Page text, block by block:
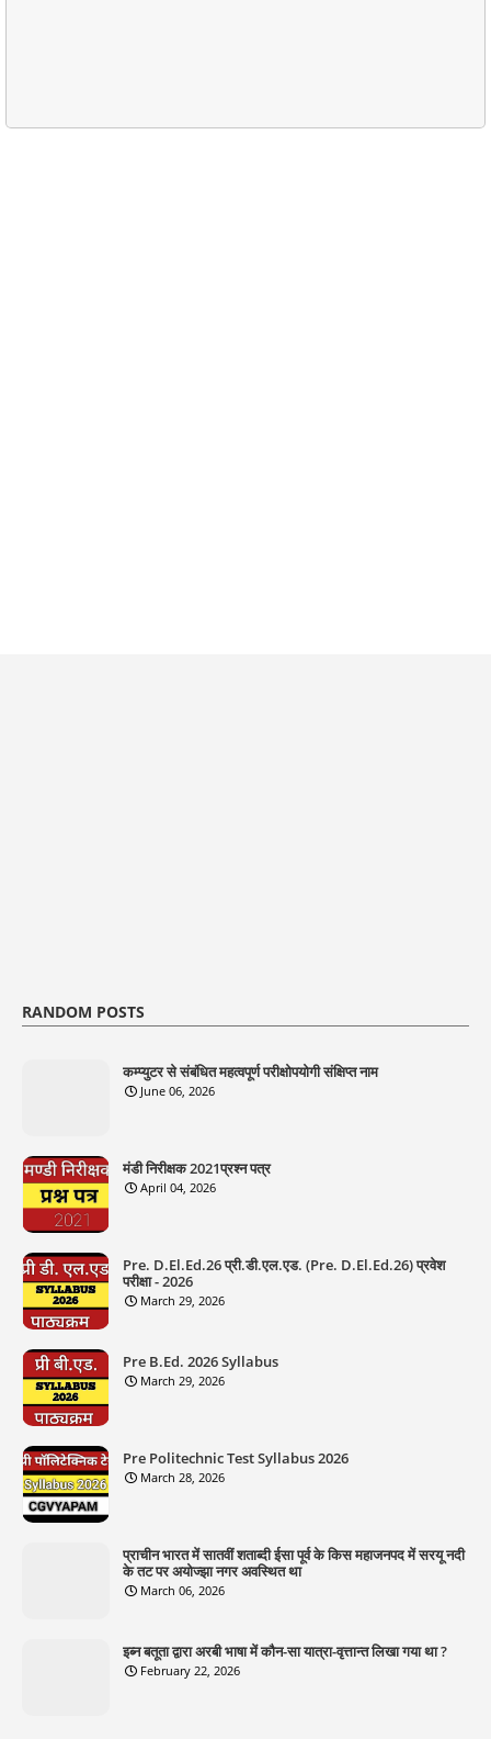
RANDOM POSTS
कम्प्युटर से संबंधित महत्वपूर्ण परीक्षोपयोगी संक्षिप्त नाम
June 06, 2026
मंडी निरीक्षक 2021प्रश्न पत्र
April 04, 2026
Pre. D.El.Ed.26 प्री.डी.एल.एड. (Pre. D.El.Ed.26) प्रवेश
परीक्षा - 2026
March 29, 2026
Pre B.Ed. 2026 Syllabus
March 29, 2026
Pre Politechnic Test Syllabus 2026
March 28, 2026
प्राचीन भारत में सातवीं शताब्दी ईसा पूर्व के किस महाजनपद में सरयू नदी
के तट पर अयोज्झा नगर अवस्थित था
March 06, 2026
इब्न बतूता द्वारा अरबी भाषा में कौन-सा यात्रा-वृत्तान्त लिखा गया था ?
February 22, 2026